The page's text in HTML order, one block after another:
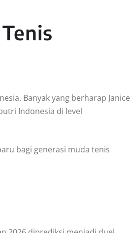
Banyak yang berharap Janice
Indonesia di level
bagi generasi muda tenis